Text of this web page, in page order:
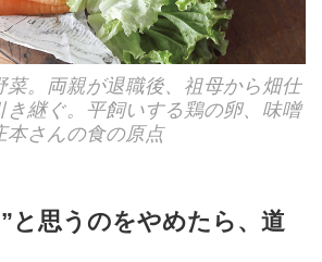
菜。両親が退職後、祖母から畑仕
き継ぐ。平飼いする鶏の卵、味噌
本さんの食の原点
と思うのをやめたら、道